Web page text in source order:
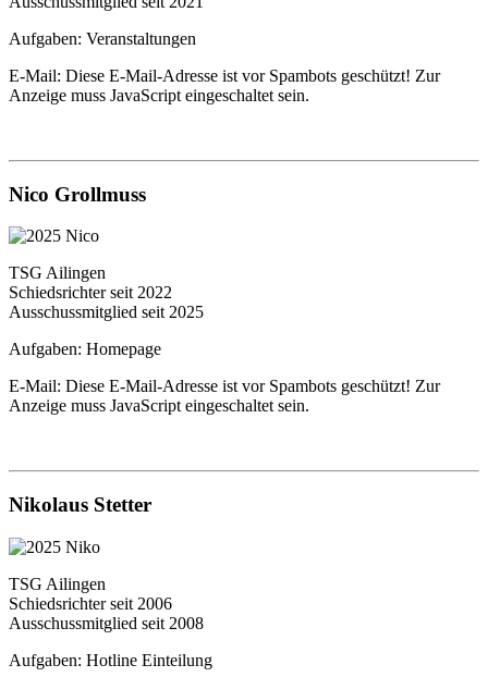
Aufgaben: Veranstaltungen
E-Mail: Diese E-Mail-Adresse ist vor Spambots geschützt! Zur
Anzeige muss JavaScript eingeschaltet sein.
Nico Grollmuss
TSG Ailingen
Schiedsrichter seit 2022
Ausschussmitglied seit 2025
Aufgaben: Homepage
E-Mail: Diese E-Mail-Adresse ist vor Spambots geschützt! Zur
Anzeige muss JavaScript eingeschaltet sein.
Nikolaus Stetter
TSG Ailingen
Schiedsrichter seit 2006
Ausschussmitglied seit 2008
Aufgaben: Hotline Einteilung